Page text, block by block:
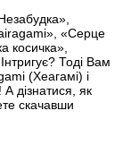
«Серце
косичка»,
Тоді Вам
(Хеагамі) і
А дізнатися, як
скачавши